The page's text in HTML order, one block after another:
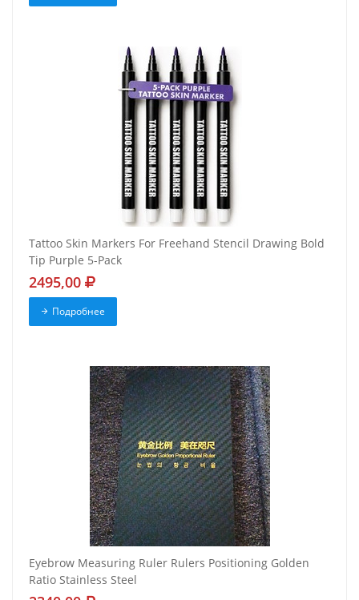
Tattoo Skin Markers For Freehand Stencil Drawing Bold
Tip Purple 5-Pack
2495,00
Подробнее
Eyebrow Measuring Ruler Rulers Positioning Golden
Ratio Stainless Steel